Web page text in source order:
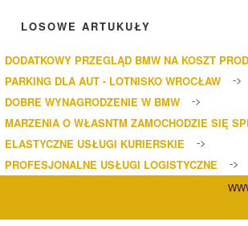
LOSOWE ARTUKUŁY
DODATKOWY PRZEGLĄD BMW NA KOSZT
PARKING DLA AUT - LOTNISKO WROCŁAW
DOBRE WYNAGRODZENIE W BMW
MARZENIA O WŁASNTM ZAMOCHODZIE SIĘ
ELASTYCZNE USŁUGI KURIERSKIE
PROFESJONALNE USŁUGI LOGISTYCZNE